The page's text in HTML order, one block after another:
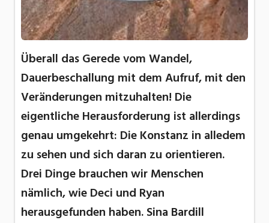
Überall das Gerede vom Wandel,
Dauerbeschallung mit dem Aufruf, mit den
Veränderungen mitzuhalten! Die
eigentliche Herausforderung ist allerdings
genau umgekehrt: Die Konstanz in alledem
zu sehen und sich daran zu orientieren.
Drei Dinge brauchen wir Menschen
nämlich, wie Deci und Ryan
herausgefunden haben. Sina Bardill